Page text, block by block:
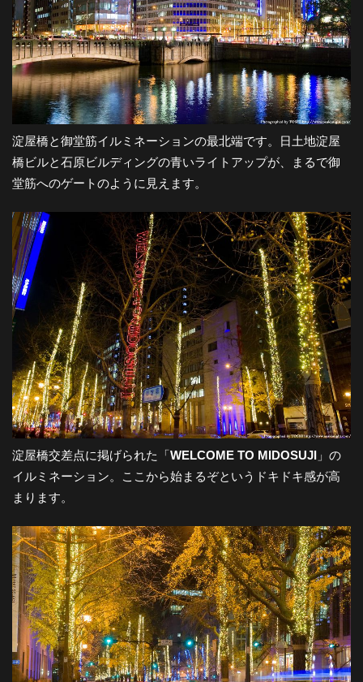
夜
景
と
都
市
風
景
探
訪-
淀屋橋と御堂筋イルミネーションの最北端です。日土地淀屋
橋ビルと石原ビルディングの青いライトアップが、まるで御
堂筋へのゲートのように見えます。
淀屋橋交差点に掲げられた「WELCOME TO MIDOSUJI 」の
イルミネーション。ここから始まるぞというドキドキ感が高
まります。